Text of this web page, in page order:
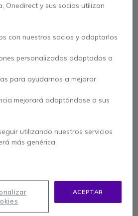
Mostrar más
de hasta 50m en interiores y 300m
telefónica remota
W56H y W53H (versión x.83.0.20
Onedirect y sus socios utilizan
con nuestros socios y adaptarlos
personalizadas adaptadas a
para ayudarnos a mejorar
mejorará adaptándose a sus
utilizando nuestros servicios
más genérica.
ACEPTAR